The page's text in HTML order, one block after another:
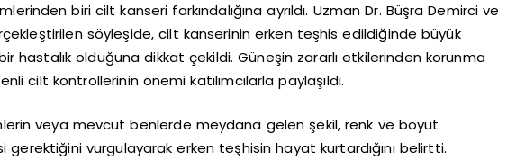
biri cilt kanseri farkındalığına ayrıldı. Uzman Dr. Büşra Demirci ve
söyleşide, cilt kanserinin erken teşhis edildiğinde büyük
hastalık olduğuna dikkat çekildi. Güneşin zararlı etkilerinden korunma
cilt kontrollerinin önemi katılımcılarla paylaşıldı.
veya mevcut benlerde meydana gelen şekil, renk ve boyut
gerektiğini vurgulayarak erken teşhisin hayat kurtardığını belirtti.